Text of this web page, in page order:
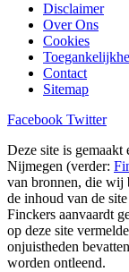
Disclaimer
Over Ons
Cookies
Contact
Sitemap
Facebook Twitter
Deze site is
Nijmegen (verder:
van bronnen, die wij
de inhoud van de
Finckers aanvaardt
op deze site
onjuistheden
worden ontleend.